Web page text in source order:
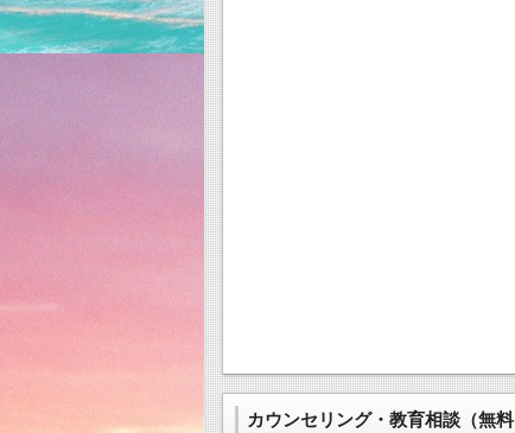
カウンセリング・教育相談（無料